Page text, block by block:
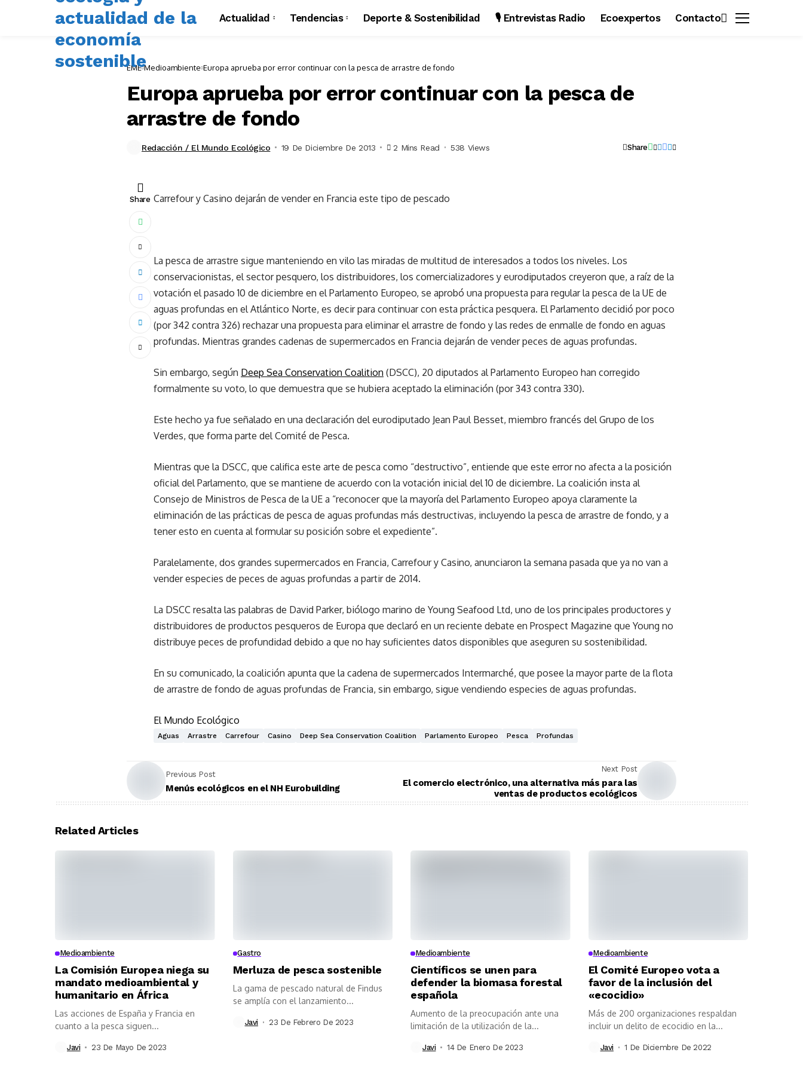
Actualidad Tendencias Deporte & Sostenibilidad 🎙️ Entrevistas Radio Ecoexpertos Contacto
EME Medioambiente Europa aprueba por error continuar con la pesca de arrastre de fondo
Europa aprueba por error continuar con la pesca de
arrastre de fondo
Redacción / El Mundo Ecológico 19 De Diciembre De 2013 2 Mins Read 538 Views Share
Share Carrefour y Casino dejarán de vender en Francia este tipo de pescado
La pesca de arrastre sigue manteniendo en vilo las miradas de multitud de interesados a todos los niveles. Los
conservacionistas, el sector pesquero, los distribuidores, los comercializadores y eurodiputados creyeron que, a raíz de la
votación el pasado 10 de diciembre en el Parlamento Europeo, se aprobó una propuesta para regular la pesca de la UE de
aguas profundas en el Atlántico Norte, es decir para continuar con esta práctica pesquera. El Parlamento decidió por poco
(por 342 contra 326) rechazar una propuesta para eliminar el arrastre de fondo y las redes de enmalle de fondo en aguas
profundas. Mientras grandes cadenas de supermercados en Francia dejarán de vender peces de aguas profundas.
Sin embargo, según Deep Sea Conservation Coalition (DSCC), 20 diputados al Parlamento Europeo han corregido
formalmente su voto, lo que demuestra que se hubiera aceptado la eliminación (por 343 contra 330).
Este hecho ya fue señalado en una declaración del eurodiputado Jean Paul Besset, miembro francés del Grupo de los
Verdes, que forma parte del Comité de Pesca.
Mientras que la DSCC, que califica este arte de pesca como “destructivo”, entiende que este error no afecta a la posición
oficial del Parlamento, que se mantiene de acuerdo con la votación inicial del 10 de diciembre. La coalición insta al
Consejo de Ministros de Pesca de la UE a “reconocer que la mayoría del Parlamento Europeo apoya claramente la
eliminación de las prácticas de pesca de aguas profundas más destructivas, incluyendo la pesca de arrastre de fondo, y a
tener esto en cuenta al formular su posición sobre el expediente”.
Paralelamente, dos grandes supermercados en Francia, Carrefour y Casino, anunciaron la semana pasada que ya no van a
vender especies de peces de aguas profundas a partir de 2014.
La DSCC resalta las palabras de David Parker, biólogo marino de Young Seafood Ltd, uno de los principales productores y
distribuidores de productos pesqueros de Europa que declaró en un reciente debate en Prospect Magazine que Young no
distribuye peces de profundidad debido a que no hay suficientes datos disponibles que aseguren su sostenibilidad.
En su comunicado, la coalición apunta que la cadena de supermercados Intermarché, que posee la mayor parte de la flota
de arrastre de fondo de aguas profundas de Francia, sin embargo, sigue vendiendo especies de aguas profundas.
El Mundo Ecológico
Aguas Arrastre Carrefour Casino Deep Sea Conservation Coalition Parlamento Europeo Pesca Profundas
Previous Post
Menús ecológicos en el NH Eurobuilding
Next Post
El comercio electrónico, una alternativa más para las
ventas de productos ecológicos
Related Articles
Medioambiente
La Comisión Europea niega su
mandato medioambiental y
humanitario en África
Las acciones de España y Francia en
cuanto a la pesca siguen...
Javi 23 De Mayo De 2023
Gastro
Merluza de pesca sostenible
La gama de pescado natural de Findus
se amplía con el lanzamiento...
Javi 23 De Febrero De 2023
Medioambiente
Científicos se unen para
defender la biomasa forestal
española
Aumento de la preocupación ante una
limitación de la utilización de la...
Javi 14 De Enero De 2023
Medioambiente
El Comité Europeo vota a
favor de la inclusión del
«ecocidio»
Más de 200 organizaciones respaldan
incluir un delito de ecocidio en la...
Javi 1 De Diciembre De 2022